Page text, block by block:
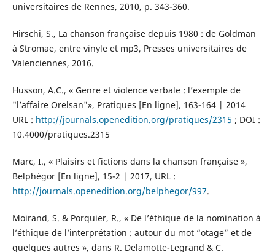
universitaires de Rennes, 2010, p. 343-360.
Hirschi, S., La chanson française depuis 1980 : de Goldman
à Stromae, entre vinyle et mp3, Presses universitaires de
Valenciennes, 2016.
Husson, A.C., « Genre et violence verbale : l’exemple de
"l’affaire Orelsan"», Pratiques [En ligne], 163-164 | 2014
URL : http://journals.openedition.org/pratiques/2315 ; DOI :
10.4000/pratiques.2315
Marc, I., « Plaisirs et fictions dans la chanson française »,
Belphégor [En ligne], 15-2 | 2017, URL :
http://journals.openedition.org/belphegor/997.
Moirand, S. & Porquier, R., « De l’éthique de la nomination à
l’éthique de l’interprétation : autour du mot “otage” et de
quelques autres », dans R. Delamotte-Legrand & C.